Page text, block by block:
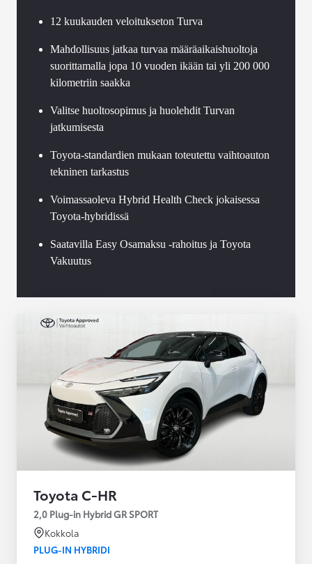
12 kuukauden veloitukseton Turva
Mahdollisuus jatkaa turvaa määräaikaishuoltoja
suorittamalla jopa 10 vuoden ikään tai yli 200 000
kilometriin saakka
Valitse huoltosopimus ja huolehdit Turvan
jatkumisesta
Toyota-standardien mukaan toteutettu vaihtoauton
tekninen tarkastus
Voimassaoleva Hybrid Health Check jokaisessa
Toyota-hybridissä
Saatavilla Easy Osamaksu -rahoitus ja Toyota
Vakuutus
Toyota C-HR
2,0 Plug-in Hybrid GR SPORT
Kokkola
PLUG-IN HYBRIDI